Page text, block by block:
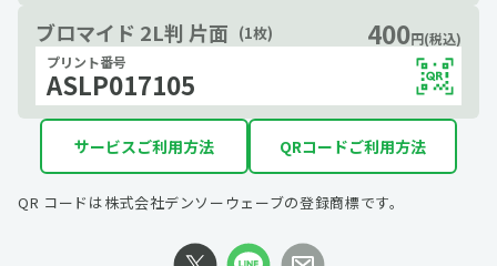
ブロマイド 2L判 片面 (1枚) 400円(税込)
プリント番号
ASLP017105
サービスご利用方法 QRコードご利用方法
QR コードは株式会社デンソーウェーブの登録商標です。